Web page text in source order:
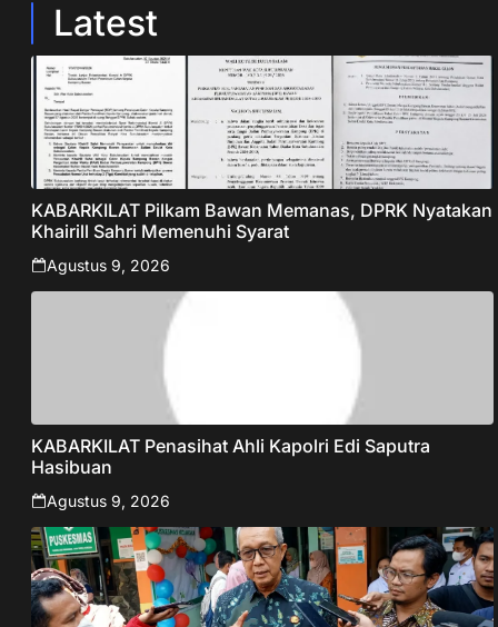
Latest
KABARKILAT Pilkam Bawan Memanas, DPRK Nyatakan
Khairill Sahri Memenuhi Syarat
Agustus 9, 2026
KABARKILAT Penasihat Ahli Kapolri Edi Saputra
Hasibuan
Agustus 9, 2026